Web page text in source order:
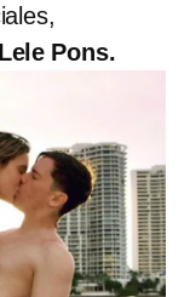
Lele Pons.